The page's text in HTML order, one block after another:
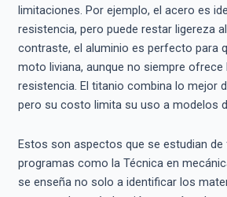
limitaciones. Por ejemplo, el acero es
resistencia, pero puede restar ligereza
contraste, el aluminio es perfecto para
moto liviana, aunque no siempre ofrece
resistencia. El titanio combina lo mejor
pero su costo limita su uso a modelos
Estos son aspectos que se estudian de
programas como la Técnica en
se enseña no solo a identificar los